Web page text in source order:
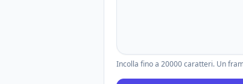
Incolla fino a 20000 caratteri. Un